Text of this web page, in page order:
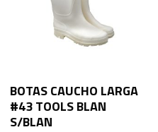
BOTAS CAUCHO LARGA
#43 TOOLS BLAN
S/BLAN